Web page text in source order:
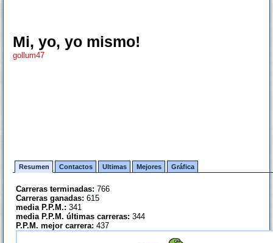
Mi, yo, yo mismo!
gollum47
Resumen Contactos Ultimas Mejores Gráfica
Carreras terminadas: 766
Carreras ganadas: 615
media P.P.M.: 341
media P.P.M. últimas carreras: 344
P.P.M. mejor carrera: 437